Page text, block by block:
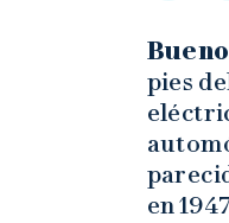
pies
en